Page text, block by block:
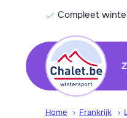
Compleet
Home Frankrijk